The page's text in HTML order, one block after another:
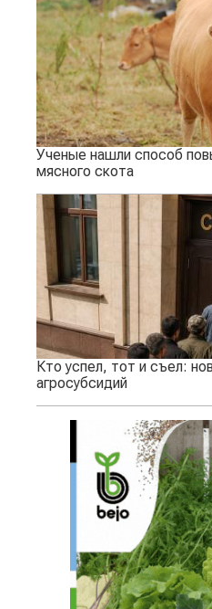
Ученые нашли способ
мясного скота
Кто успел, тот и съел:
агросубсидий